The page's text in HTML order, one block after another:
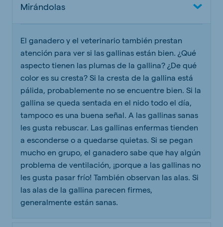
Mirándolas
El ganadero y el veterinario también prestan
atención para ver si las gallinas están bien. ¿Qué
aspecto tienen las plumas de la gallina? ¿De qué
color es su cresta? Si la cresta de la gallina está
pálida, probablemente no se encuentre bien. Si la
gallina se queda sentada en el nido todo el día,
tampoco es una buena señal. A las gallinas sanas
les gusta rebuscar. Las gallinas enfermas tienden
a esconderse o a quedarse quietas. Si se pegan
mucho en grupo, el ganadero sabe que hay algún
problema de ventilación, ¡porque a las gallinas no
les gusta pasar frío! También observan las alas. Si
las alas de la gallina parecen firmes,
generalmente están sanas.